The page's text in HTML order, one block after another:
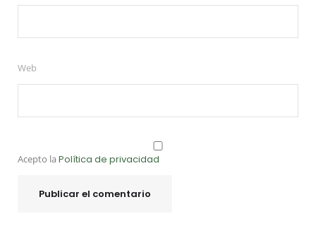
Web
Acepto la Política de privacidad